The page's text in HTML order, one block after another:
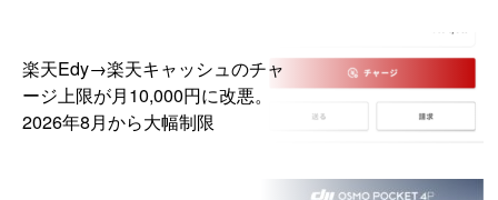
楽天Edy→楽天キャッシュのチャ
ージ上限が月10,000円に改悪。
2026年8月から大幅制限